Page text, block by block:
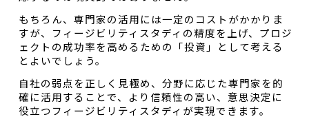
もちろん、専門家の活用には一定のコストがかかりま
すが、フィージビリティスタディの精度を上げ、プロジ
ェクトの成功率を高めるための「投資」として考える
とよいでしょう。
自社の弱点を正しく見極め、分野に応じた専門家を的
確に活用することで、より信頼性の高い、意思決定に
役立つフィージビリティスタディが実現できます。